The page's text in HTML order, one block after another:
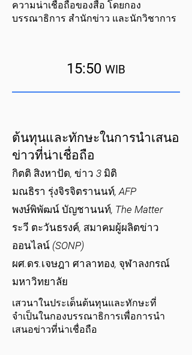
ความน่าเชื่อถือของสื่อ โดยกอง
บรรณาธิการ สำนักข่าว และนักวิชาการ
15:50 WIB
ต้นทุนและทักษะในการนำเสนอ
ข่าวที่น่าเชื่อถือ
กิตติ สิงหาปัด, ข่าว 3 มิติ
มณธิรา รุ่งจิรจิตรานนท์, AFP
พงษ์พิพัฒน์ บัญชานนท์, The Matter
ระวี ตะวันธรงค์, สมาคมผู้ผลิตข่าว
ออนไลน์ (SONP)
ผศ.ดร.เจษฎา ศาลาทอง, จุฬาลงกรณ์
มหาวิทยาลัย
เสวนาในประเด็นต้นทุนและทักษะที่
จำเป็นในกองบรรณาธิการเพื่อการนำ
เสนอข่าวที่น่าเชื่อถือ